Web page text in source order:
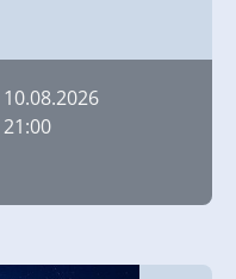
10.08.2026
21:00